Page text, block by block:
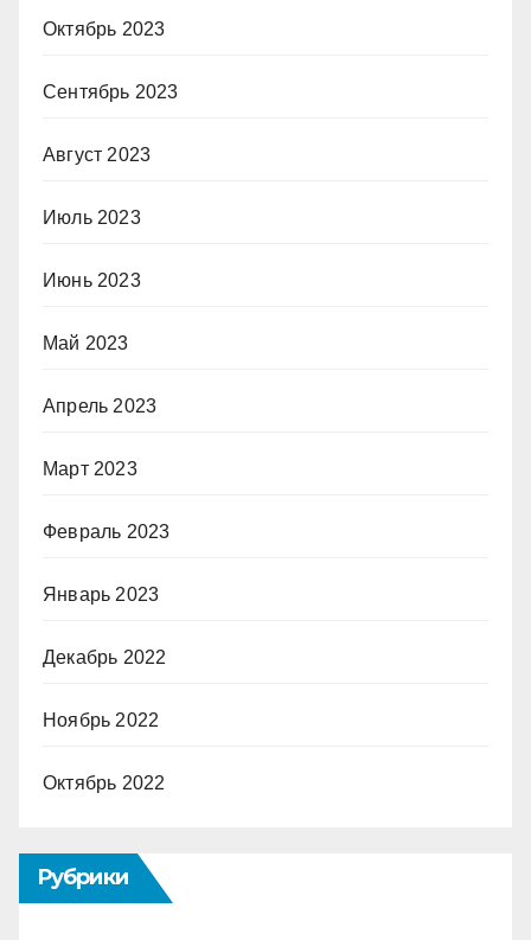
Октябрь 2023
Сентябрь 2023
Август 2023
Июль 2023
Июнь 2023
Май 2023
Апрель 2023
Март 2023
Февраль 2023
Январь 2023
Декабрь 2022
Ноябрь 2022
Октябрь 2022
Рубрики